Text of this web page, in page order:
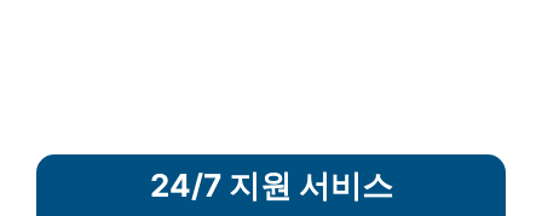
24/7 지원 서비스